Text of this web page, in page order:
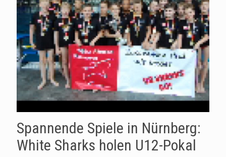
Spannende Spiele in Nürnberg:
White Sharks holen U12-Pokal